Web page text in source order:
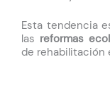
Esta tendencia
las reformas
de rehabilitación